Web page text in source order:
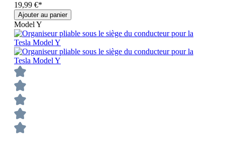
19,99 €*
Ajouter au panier
Model Y